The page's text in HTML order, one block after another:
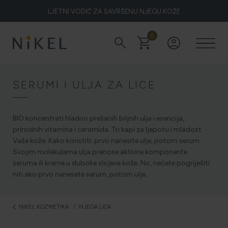
LJETNI VODIČ ZA SAVRŠENU NJEGU KOŽE
NIKEL HEROJ PRIRODE
VRATITI SVJEŽINU)
search shopping_cart0 account_circle
SERUMI I ULJA ZA LICE
BIO koncentrati hladno prešanih biljnih ulja i esencija,
prirodnih vitamina i ceramida. Tri kapi za ljepotu i mladost
Vaše kože. Kako koristiti: prvo nanesite ulje, potom serum.
Svojim molekulama ulja prenose aktivne komponente
seruma ili kreme u duboke slojeve kože. No, nećete pogriješiti
niti ako prvo nanesete serum, potom ulje.
arrow_back_ios NIKEL KOZMETIKA NJEGA LICA